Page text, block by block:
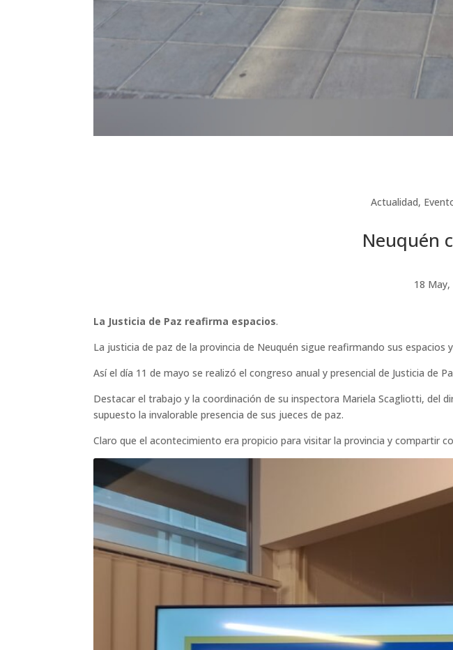
Actualidad,
Neuquén
18 May,
La Justicia de Paz reafirma espacios.
La justicia de paz de la provincia de Neuquén sigue reafirmando sus
Así el día 11 de mayo se realizó el congreso anual y presencial de Justicia de
Destacar el trabajo y la coordinación de su inspectora Mariela Scagliotti, del
supuesto la invalorable presencia de sus jueces de paz.
Claro que el acontecimiento era propicio para visitar la provincia y compartir